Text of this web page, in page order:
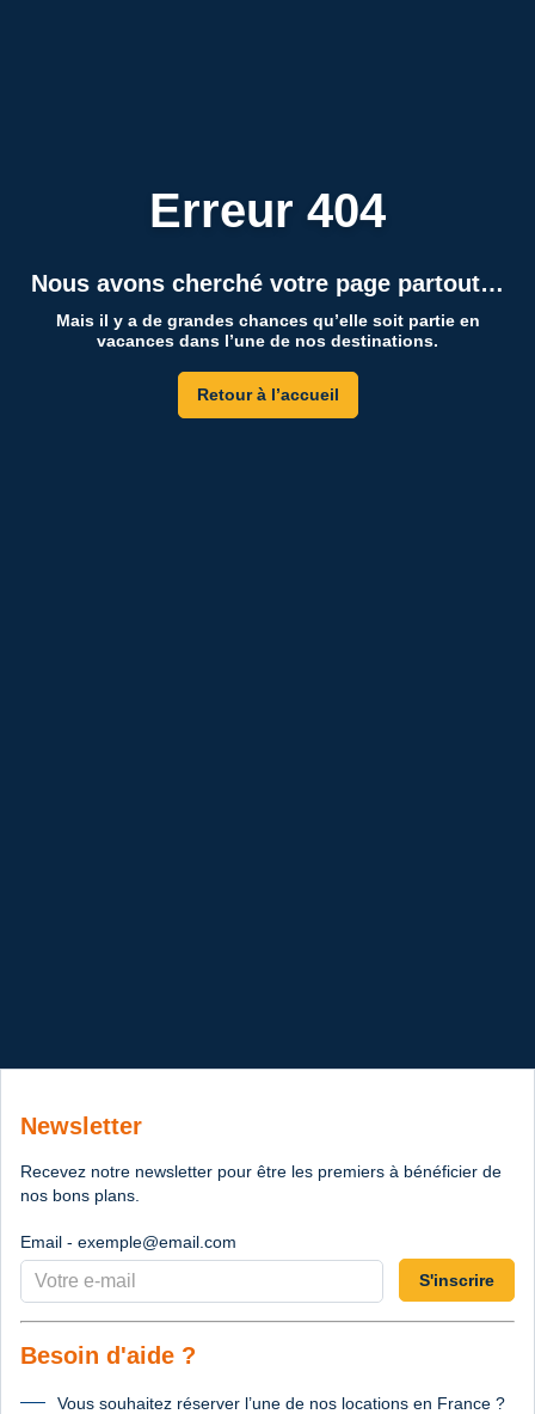
Erreur 404
Nous avons cherché votre page partout…
Mais il y a de grandes chances qu’elle soit partie en
vacances dans l’une de nos destinations.
Retour à l’accueil
Newsletter
Recevez notre newsletter pour être les premiers à bénéficier de
nos bons plans.
Email - exemple@email.com
S'inscrire
Besoin d'aide ?
Vous souhaitez réserver l’une de nos locations en France ?